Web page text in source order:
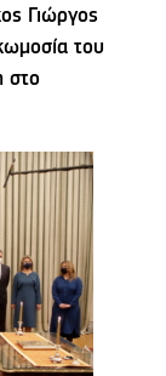
Γιώργος
του
στο